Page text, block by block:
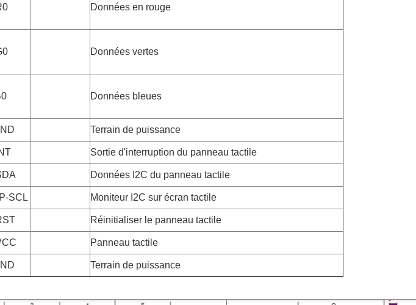
Données en rouge
Données vertes
Données bleues
Terrain de puissance
Sortie d'interruption du panneau tactile
Données I2C du panneau tactile
SCL Moniteur I2C sur écran tactile
Réinitialiser le panneau tactile
Panneau tactile
Terrain de puissance